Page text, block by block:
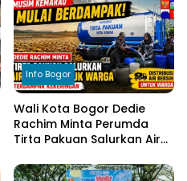
Info Bogor
Wali Kota Bogor Dedie
Rachim Minta Perumda
Tirta Pakuan Salurkan Air
Terdampak Kekeringan